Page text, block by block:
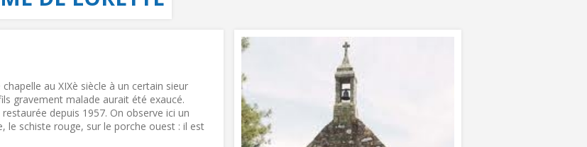
au XIXè siècle à un certain sieur
gravement malade aurait été exaucé.
depuis 1957. On observe ici un
le schiste rouge, sur le porche ouest : il est